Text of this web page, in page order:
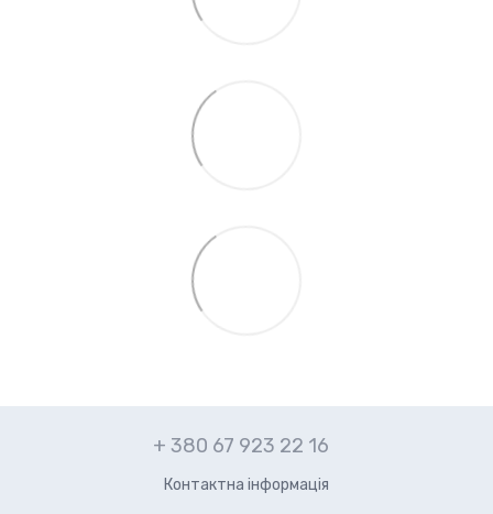
+ 380 67 923 22 16
Контактна інформація